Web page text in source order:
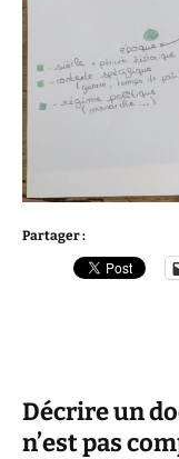
Partager :
Décrire un
n’est pas